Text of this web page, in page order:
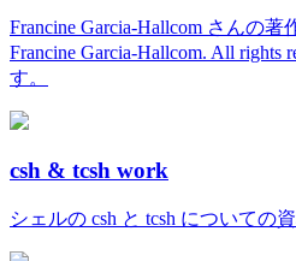
Francine Garcia-Hallcom さんの著
Francine Garcia-Hallcom. All rights
す。
csh & tcsh work
シェルの csh と tcsh についての